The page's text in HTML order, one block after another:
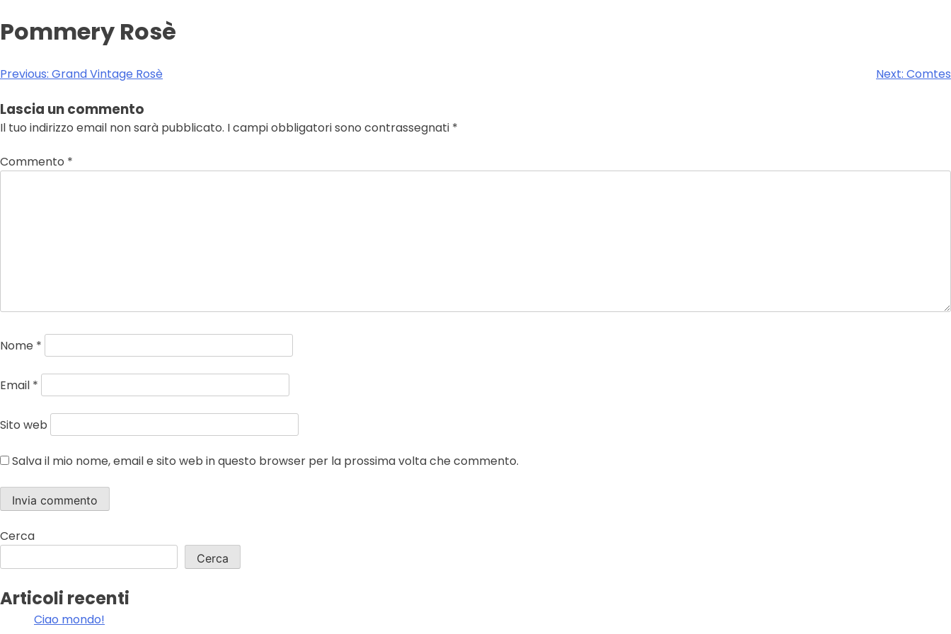
Pommery Rosè
Navigazione
articoli
Previous: Grand Vintage Rosè Next: Comtes
Lascia un commento
Il tuo indirizzo email non sarà pubblicato. I campi obbligatori sono contrassegnati *
Commento *
Nome *
Email *
Sito web
Salva il mio nome, email e sito web in questo browser per la prossima volta che commento.
Cerca
Cerca
Articoli recenti
Ciao mondo!